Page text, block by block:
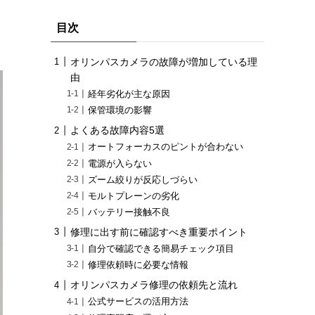
目次
オリンパスカメラの故障が増加している理
由
経年劣化が主な原因
保管環境の影響
よくある故障内容5選
オートフォーカスのピントが合わない
電源が入らない
ズーム絞りが反応しづらい
モルトプレーンの劣化
バッテリー接触不良
修理に出す前に確認すべき重要ポイント
自分で確認できる簡易チェック項目
修理依頼時に必要な情報
オリンパスカメラ修理の依頼先と流れ
公式サービスの活用方法